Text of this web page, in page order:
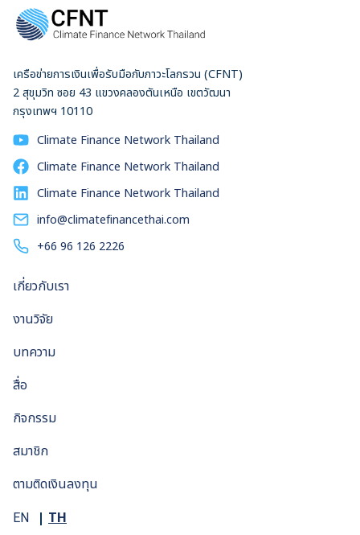
ได้อย่างไร วิทยากรเรียนเชิญในครั้งนี้คือ ดร.กรรณิการ์ ธรรมพา
นิชวงค์ หัวหน้ากลุ่มงานวิจัย สถาบันวิจัยเศรษฐกิจป๋วย อึ๊งภากรณ์
ระหว่างประเทศ เศรษฐศาสตร์สิ่งแวดล้อมและเศรษฐศาสตร์
พฤติกรรม โดยเฉพาะนโยบายการเปลี่ยนแปลงภูมิอากาศและการ
พัฒนาสีเขียว
เครือข่ายการเงินเพื่อรับมือกับภาวะโลกรวน (CFNT)
2 สุขุมวิท ซอย 43 แขวงคลองตันเหนือ เขตวัฒนา
กรุงเทพฯ 10110
Climate Finance Network Thailand
Climate Finance Network Thailand
Climate Finance Network Thailand
info@climatefinancethai.com
+66 96 126 2226
เกี่ยวกับเรา
งานวิจัย
บทความ
สื่อ
กิจกรรม
สมาชิก
ตามติดเงินลงทุน
EN TH